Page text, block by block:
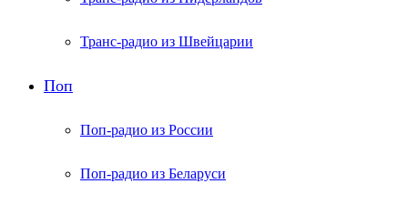
Транс-радио из Швейцарии
Поп
Поп-радио из России
Поп-радио из Беларуси